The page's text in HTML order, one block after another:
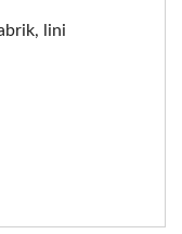
lini